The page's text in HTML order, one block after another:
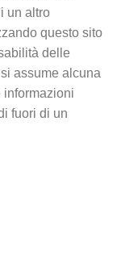
un altro
questo sito
delle
assume alcuna
informazioni
fuori di un